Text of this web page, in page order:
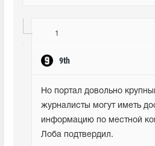
1
9th
Но портал довольно
журналисты могут иметь
информацию по местной
Лоба подтвердил.